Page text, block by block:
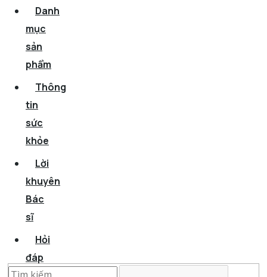
Danh
mục
sản
phẩm
Thông
tin
sức
khỏe
Lời
khuyên
Bác
sĩ
Hỏi
đáp